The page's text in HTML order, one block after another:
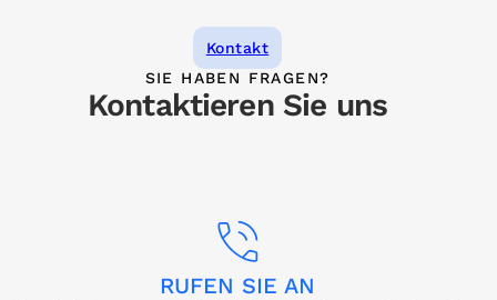
Kontakt
SIE HABEN FRAGEN?
Kontaktieren Sie uns
RUFEN SIE AN